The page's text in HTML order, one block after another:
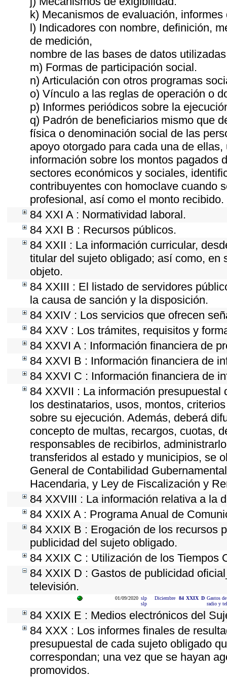
k) Mecanismos de evaluación,
l) Indicadores con nombre, definición,
de medición,
nombre de las bases de datos
m) Formas de participación social.
n) Articulación con otros programas
o) Vínculo a las reglas de operación o
p) Informes periódicos sobre la
q) Padrón de beneficiarios mismo que
física o denominación social de las
apoyo otorgado para cada una de
información sobre los montos pagados
sectores económicos y sociales,
contribuyentes con homoclave cuando
profesional, así como el monto recibido.
84 XXI A : Normatividad laboral.
84 XXI B : Recursos públicos.
84 XXII : La información curricular,
titular del sujeto obligado; así como,
objeto.
84 XXIII : El listado de servidores
la causa de sanción y la disposición.
84 XXIV : Los servicios que ofrecen
84 XXV : Los trámites, requisitos y
84 XXVI A : Información financiera de
84 XXVI B : Información financiera de
84 XXVI C : Información financiera de
84 XXVII : La información
los destinatarios, usos, montos,
sobre su ejecución. Además, deberá
concepto de multas, recargos, cuotas,
responsables de recibirlos,
transferidos al estado y municipios, se
General de Contabilidad
Hacendaria, y Ley de Fiscalización y
84 XXVIII : La información relativa a la
84 XXIX A : Programa Anual de
84 XXIX B : Erogación de los recursos
publicidad del sujeto obligado.
84 XXIX C : Utilización de los Tiempos
84 XXIX D : Gastos de publicidad
televisión.
01/09/2020 slp
slp
Diciembre 84 XXIX D Gastos
radio y
84 XXIX E : Medios electrónicos del
84 XXX : Los informes finales de
presupuestal de cada sujeto obligado
correspondan; una vez que se hayan
promovidos.